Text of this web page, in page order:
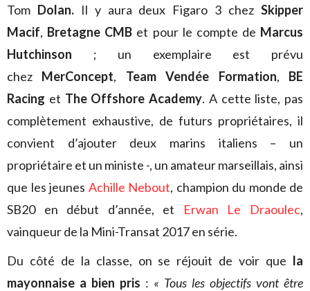
Tom Dolan.Il y aura deux Figaro 3 chezSkipper
Macif, Bretagne CMB et pour le compte de Marcus
Hutchinson ; un exemplaire est prévu
chez MerConcept, Team Vendée Formation, BE
Racing et The Offshore Academy. A cette liste, pas
complètement exhaustive, de futurs propriétaires, il
convient d’ajouter deux marins italiens – un
propriétaire et un ministe -, un amateur marseillais, ainsi
que les jeunes Achille Nebout, champion du monde de
SB20 en début d’année, et Erwan Le Draoulec,
vainqueur de la Mini-Transat 2017 en série.
Du côté de la classe, on se réjouit de voir que la
mayonnaise a bien pris : « Tous les objectifs vont être